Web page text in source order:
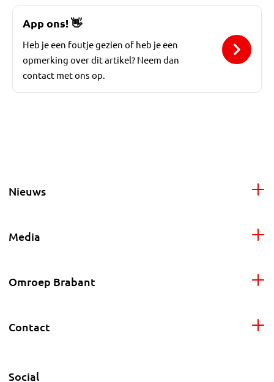
App ons!👋
Heb je een foutje gezien of heb je een
opmerking over dit artikel? Neem dan
contact met ons op.
Nieuws
Media
Omroep Brabant
Contact
Social